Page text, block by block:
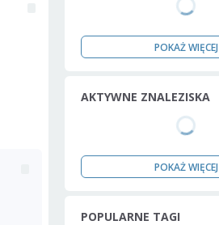
POKAŻ WIĘCEJ
AKTYWNE ZNALEZISKA
POKAŻ WIĘCEJ
POPULARNE TAGI